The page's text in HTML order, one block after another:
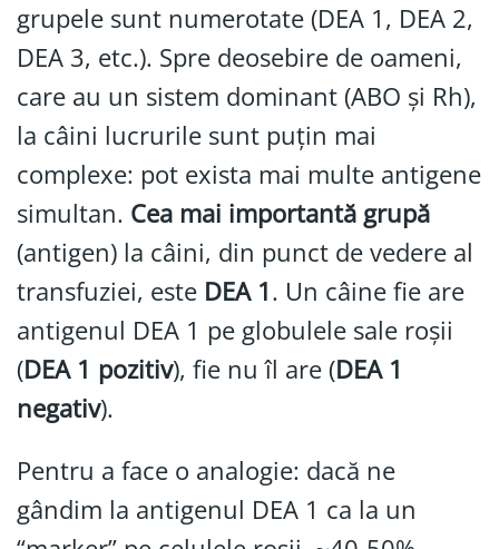
grupele sunt numerotate (DEA 1, DEA 2,
DEA 3, etc.). Spre deosebire de oameni,
care au un sistem dominant (ABO și Rh),
la câini lucrurile sunt puțin mai
complexe: pot exista mai multe antigene
simultan. Cea mai importantă grupă
(antigen) la câini, din punct de vedere al
transfuziei, este DEA 1. Un câine fie are
antigenul DEA 1 pe globulele sale roșii
(DEA 1 pozitiv), fie nu îl are (DEA 1
negativ).
Pentru a face o analogie: dacă ne
gândim la antigenul DEA 1 ca la un